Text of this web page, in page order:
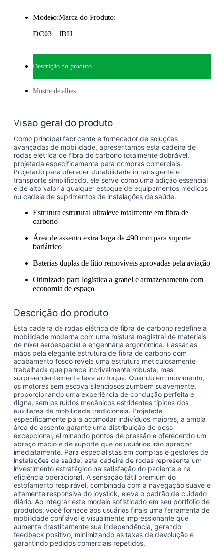
Modelo:
DC03
Marca do Produto:
JBH
Descrição do produto
Mostre detalhes
Visão geral do produto
Como principal fabricante e fornecedor de soluções
avançadas de mobilidade, apresentamos esta cadeira de
rodas elétrica de fibra de carbono totalmente dobrável,
projetada especificamente para compras comerciais.
Projetado para oferecer durabilidade intransigente e
transporte simplificado, ele serve como uma adição essencial
e de alto valor a qualquer estoque de equipamentos médicos
ou cadeia de suprimentos de instalações de saúde.
Estrutura estrutural ultraleve totalmente em fibra de
carbono
Área de assento extra larga de 490 mm para suporte
bariátrico
Baterias duplas de lítio removíveis aprovadas pela aviação
Otimizado para logística a granel e armazenamento com
economia de espaço
Descrição do produto
Esta cadeira de rodas elétrica de fibra de carbono redefine a
mobilidade moderna com uma mistura magistral de materiais
de nível aeroespacial e engenharia ergonômica. Passar as
mãos pela elegante estrutura de fibra de carbono com
acabamento fosco revela uma estrutura meticulosamente
trabalhada que parece incrivelmente robusta, mas
surpreendentemente leve ao toque. Quando em movimento,
os motores sem escova silenciosos zumbem suavemente,
proporcionando uma experiência de condução perfeita e
digna, sem os ruídos mecânicos estridentes típicos dos
auxiliares de mobilidade tradicionais. Projetada
especificamente para acomodar indivíduos maiores, a ampla
área de assento garante uma distribuição de peso
excepcional, eliminando pontos de pressão e oferecendo um
abraço macio e de suporte que os usuários irão apreciar
imediatamente. Para especialistas em compras e gestores de
instalações de saúde, esta cadeira de rodas representa um
investimento estratégico na satisfação do paciente e na
eficiência operacional. A sensação tátil premium do
estofamento respirável, combinada com a navegação suave e
altamente responsiva do joystick, eleva o padrão de cuidado
diário. Ao integrar este modelo sofisticado em seu portfólio de
produtos, você fornece aos usuários finais uma ferramenta de
mobilidade confiável e visualmente impressionante que
aumenta drasticamente sua independência, gerando
feedback positivo, minimizando as taxas de devolução e
garantindo pedidos comerciais repetidos.